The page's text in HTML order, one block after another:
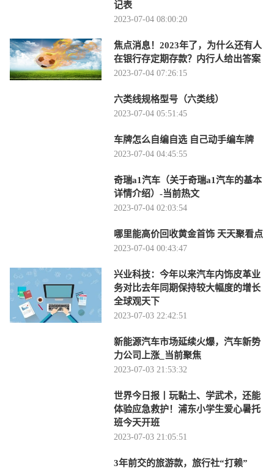
记表
2023-07-04 08:00:20
焦点消息！2023年了，为什么还有人
在银行存定期存款？内行人给出答案
2023-07-04 07:26:15
六类线规格型号（六类线）
2023-07-04 05:51:45
车牌怎么自编自选 自己动手编车牌
2023-07-04 04:45:55
奇瑞a1汽车（关于奇瑞a1汽车的基本
详情介绍）-当前热文
2023-07-04 02:03:54
哪里能高价回收黄金首饰 天天聚看点
2023-07-04 00:43:47
兴业科技：今年以来汽车内饰皮革业
务对比去年同期保持较大幅度的增长
全球观天下
2023-07-03 22:42:51
新能源汽车市场延续火爆，汽车新势
力公司上涨_当前聚焦
2023-07-03 21:53:32
世界今日报丨玩黏土、学武术，还能
体验应急救护！浦东小学生爱心暑托
班今天开班
2023-07-03 21:05:51
3年前交的旅游款，旅行社“打赖”